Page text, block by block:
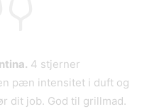
4 stjerner
pæn intensitet i duft og
dit job. God til grillmad.